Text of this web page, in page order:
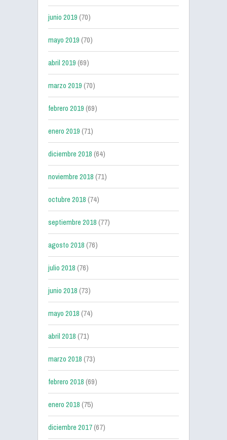
junio 2019(70)
mayo 2019(70)
abril 2019(69)
marzo 2019(70)
febrero 2019(69)
enero 2019(71)
diciembre 2018(64)
noviembre 2018(71)
octubre 2018(74)
septiembre 2018(77)
agosto 2018(76)
julio 2018(76)
junio 2018(73)
mayo 2018(74)
abril 2018(71)
marzo 2018(73)
febrero 2018(69)
enero 2018(75)
diciembre 2017(67)